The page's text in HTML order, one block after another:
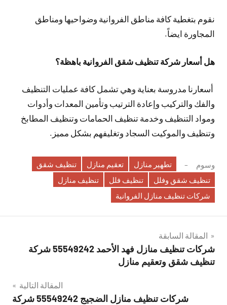
نقوم بتغطية كافة مناطق الفروانية وضواحيها ومناطق
المجاورة ايضاً.
هل أسعار شركة تنظيف شقق الفروانية باهظة؟
أسعارنا مدروسة بعناية وهي تشمل كافة عمليات التنظيف
والفك والتركيب وإعادة الترتيب وتأمين المعدات وأدوات
ومواد التنظيف وخدمة تنظيف الحمامات وتنظيف المطابخ
وتنظيف والموكيت السجاد وتغليفهم بشكل مميز.
وسوم تطهير منازل تعقيم منازل
تنظيف شقق
تنظيف شقق وفلل
تنظيف فلل
تنظيف منازل
شركات تنظيف منازل الفروانية
تصفّح
المقالات
المقالة السابقة
شركات تنظيف منازل فهد الأحمد 55549242 شركة
تنظيف شقق وتعقيم منازل
المقالة التالية
شركات تنظيف منازل الضجيج 55549242 شركة